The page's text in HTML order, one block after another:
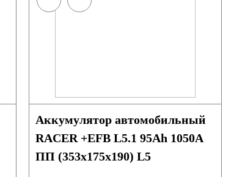
Аккумулятор автомобильный
RACER +EFB L5.1 95Ah 1050A
ПП (353х175х190) L5